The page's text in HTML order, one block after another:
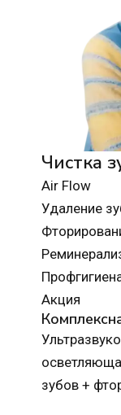
Чистка
Air Flow
Удаление
Акция
зубов +